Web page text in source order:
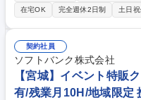
の指示・安全管理等を担当していただきます。 ・
品質・安全・原価管理 ・ゼネコ
社への指示出しや現場監督 【
d/iPhoneの支給により直行直帰
務計画課のサポート等による分
います。（PCログにて残業時
案件で経験を積めます。 募集職種 【宮城】建築施工管理／大型膜構造物
で世界トップクラスシェア・有
在宅OK
完全週休2日制 土日
契約社員
ソフトバンク株式会社
【宮城】イベント特販
有/残業月10H/地域限定